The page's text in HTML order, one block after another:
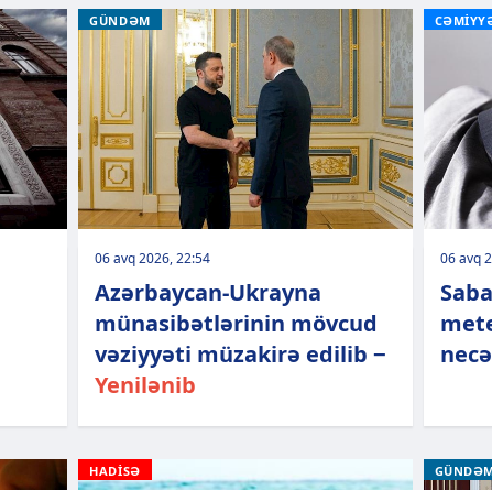
GÜNDƏM
06 avq 2026, 22:54
Azərbaycan-Ukrayna
münasibətlərinin mövcud
vəziyyəti müzakirə edilib −
Yenilənib
06 avq
HADİSƏ